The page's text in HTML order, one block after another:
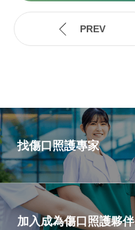
找傷口照護專家
加入成為傷口照護夥伴